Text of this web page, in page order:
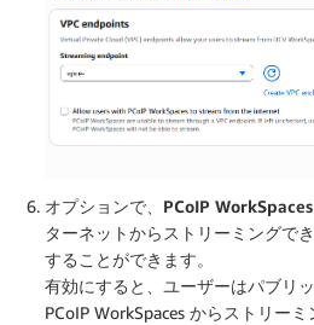
オプションで
PCoIP
ターネットからストリーミングで
する ことができます。
有効にすると、ユーザーはパブリ
PCoIP WorkSpaces からストリー